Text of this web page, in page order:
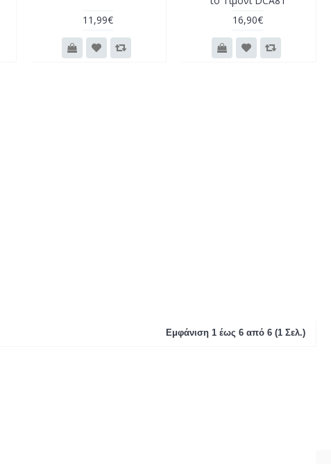
11,99€
16,90€
Εμφάνιση 1 έως 6 από 6 (1 Σελ.)